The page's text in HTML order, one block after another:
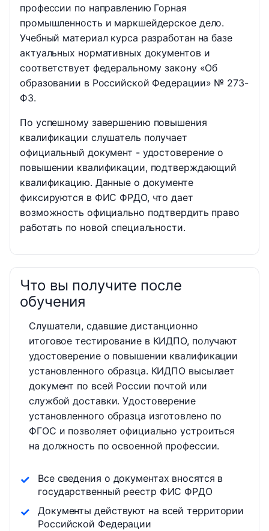
профессии по направлению Горная
промышленность и маркшейдерское дело.
Учебный материал курса разработан на базе
актуальных нормативных документов и
соответствует федеральному закону «Об
образовании в Российской Федерации» № 273-
ФЗ.
По успешному завершению повышения
квалификации слушатель получает
официальный документ - удостоверение о
повышении квалификации, подтверждающий
квалификацию. Данные о документе
фиксируются в ФИС ФРДО, что дает
возможность официально подтвердить право
работать по новой специальности.
Что вы получите после
обучения
Слушатели, сдавшие дистанционно
итоговое тестирование в КИДПО, получают
удостоверение о повышении квалификации
установленного образца. КИДПО высылает
документ по всей России почтой или
службой доставки. Удостоверение
установленного образца изготовлено по
ФГОС и позволяет официально устроиться
на должность по освоенной профессии.
Все сведения о документах вносятся в
государственный реестр ФИС ФРДО
Документы действуют на всей территории
Российской Федерации